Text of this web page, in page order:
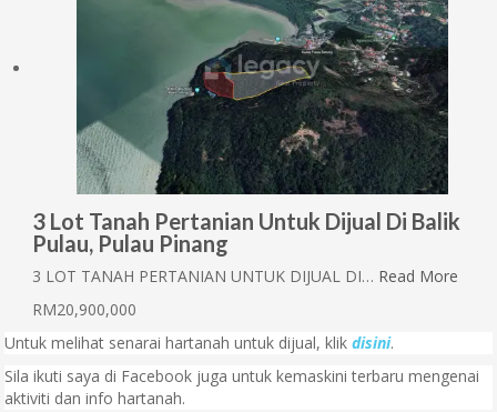
3 Lot Tanah Pertanian Untuk Dijual Di Balik
Pulau, Pulau Pinang
3 LOT TANAH PERTANIAN UNTUK DIJUAL DI… Read More
RM20,900,000
Untuk melihat senarai hartanah untuk dijual, klik disini.
Sila ikuti saya di Facebook juga untuk kemaskini terbaru mengenai
aktiviti dan info hartanah.